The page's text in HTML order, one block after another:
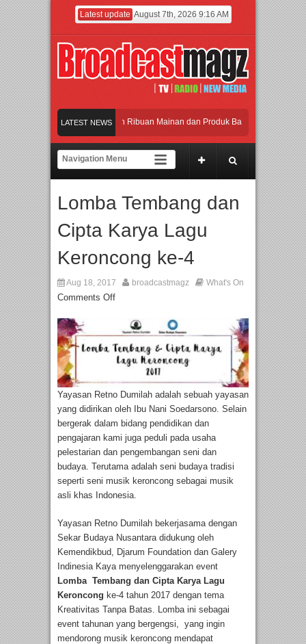
Latest update August 7th, 2026 9:16 AM
LATEST NEWS
Jakarta dengan Ribuan Mainan dan Produk Bayi dari Seluruh Dunia,
Gerbang Inovasi dan Peluang Bisnis Industri Gifts dan Housewares Asia
Perpaduan Warisan Dan Semangat Lokal, BIRKENSTOCK INDONESIA
Jakarta dengan Ribuan Mainan dan Produk Bayi dari Seluruh Dunia,
Lomba Tembang dan
Cipta Karya Lagu
Keroncong ke-4
Aug 18, 2017 broadcastmagz What's On
Comments Off
Yayasan Retno Dumilah adalah sebuah yayasan
yang didirikan oleh Ibu Nani Soedarsono. Selain
bergerak dalam bidang pendidikan dan
pengajaran kami juga peduli pada usaha
pelestarian dan pengembangan seni dan
budaya. Terutama adalah seni budaya tradisi
seperti seni musik keroncong sebagai musik
asli khas Indonesia.
Yayasan Retno Dumilah bekerjasama dengan
Sekar Budaya Nusantara didukung oleh
Kemendikbud, Djarum Foundation dan Galery
Indinesia Kaya menyelenggarakan event
Lomba Tembang dan Cipta Karya Lagu
Keroncong ke-4 tahun 2017 dengan tema
Kreativitas Tanpa Batas. Lomba ini sebagai
event tahunan yang bergengsi, yang ingin
mendorong musik keroncong mendapat